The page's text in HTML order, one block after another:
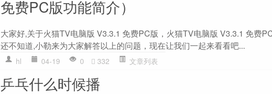
免费PC版功能简介）
大家好,关于火猫TV电脑版 V3.3.1 免费PC版，火猫TV电脑版 V3.3.1 免费
还不知道,小勒来为大家解答以上的问题，现在让我们一起来看看吧...
hl 04-19 0 332 文章列表
乒乓什么时候播